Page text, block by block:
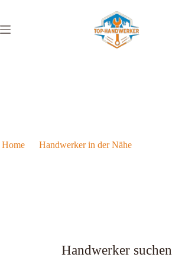
Home Handwerker in der Nähe
Handwerker suchen